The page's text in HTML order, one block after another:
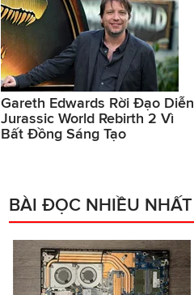
Gareth Edwards Rời Đạo Diễn
Jurassic World Rebirth 2 Vì
Bất Đồng Sáng Tạo
BÀI ĐỌC NHIỀU NHẤT